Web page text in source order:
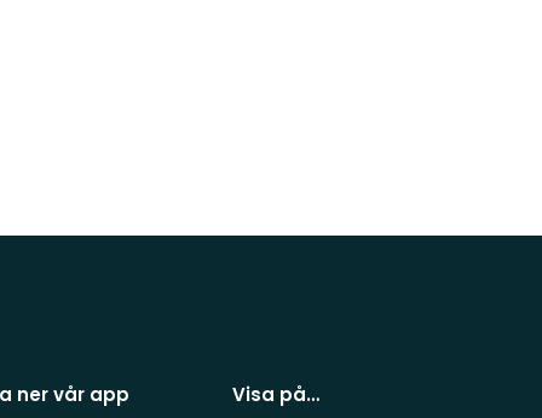
ner vår app Visa på…